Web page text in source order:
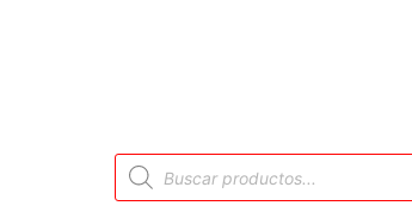
Búsqueda
de
productos